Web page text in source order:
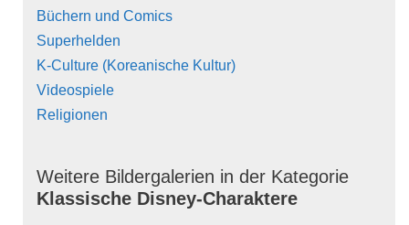
Büchern und Comics
Superhelden
K-Culture (Koreanische Kultur)
Videospiele
Religionen
Weitere Bildergalerien in der Kategorie
Klassische Disney-Charaktere